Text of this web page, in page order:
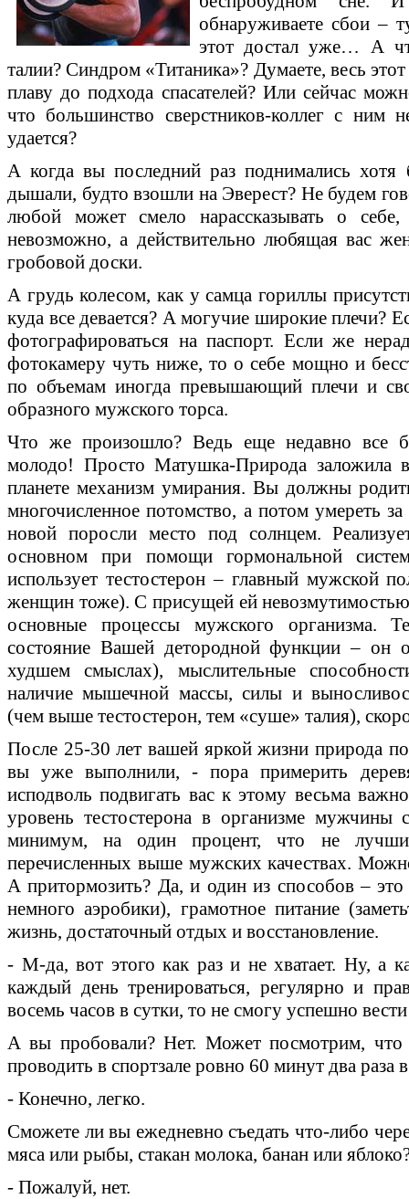
обнаруживаете сбои –
этот достал уже… А
талии? Синдром «Титаника»? Думаете, весь
плаву до подхода спасателей? Или сейчас
что большинство сверстников-коллег с ним
удается?
А когда вы последний раз поднимались
дышали, будто взошли на Эверест? Не будем
любой может смело нарассказывать о
невозможно, а действительно любящая вас
гробовой доски.
А грудь колесом, как у самца гориллы
куда все девается? А могучие широкие плечи?
фотографироваться на паспорт. Если же
фотокамеру чуть ниже, то о себе мощно и
по объемам иногда превышающий плечи и
образного мужского торса.
Что же произошло? Ведь еще недавно все
молодо! Просто Матушка-Природа заложила
планете механизм умирания. Вы должны
многочисленное потомство, а потом умереть
новой поросли место под солнцем.
основном при помощи гормональной
использует тестостерон – главный мужской
женщин тоже). С присущей ей невозмутимостью
основные процессы мужского организма.
состояние Вашей детородной функции – он
худшем смыслах), мыслительные
наличие мышечной массы, силы и
(чем выше тестостерон, тем «суше» талия),
После 25-30 лет вашей яркой жизни природа
вы уже выполнили, - пора примерить
исподволь подвигать вас к этому весьма
уровень тестостерона в организме
минимум, на один процент, что не
перечисленных выше мужских качествах.
А притормозить? Да, и один из способов –
немного аэробики), грамотное питание
жизнь, достаточный отдых и восстановление.
- М-да, вот этого как раз и не хватает. Ну, а
каждый день тренироваться, регулярно и
восемь часов в сутки, то не смогу успешно
А вы пробовали? Нет. Может посмотрим,
проводить в спортзале ровно 60 минут два раза
- Конечно, легко.
Сможете ли вы ежедневно съедать что-либо
мяса или рыбы, стакан молока, банан или
- Пожалуй, нет.